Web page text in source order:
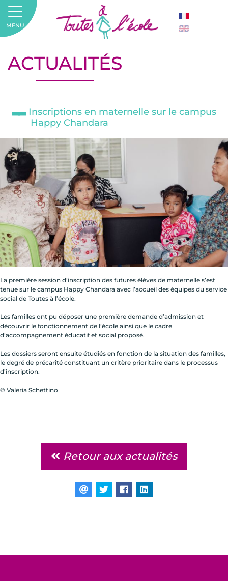
ACTUALITÉS
Inscriptions en maternelle sur le campus
Happy Chandara
La première session d’inscription des futures élèves de maternelle s’est
tenue sur le campus Happy Chandara avec l’accueil des équipes du service
social de Toutes à l’école.
Les familles ont pu déposer une première demande d’admission et
découvrir le fonctionnement de l’école ainsi que le cadre
d’accompagnement éducatif et social proposé.
Les dossiers seront ensuite étudiés en fonction de la situation des familles,
le degré de précarité constituant un critère prioritaire dans le processus
d’inscription.
© Valeria Schettino
Retour aux actualités
MENU